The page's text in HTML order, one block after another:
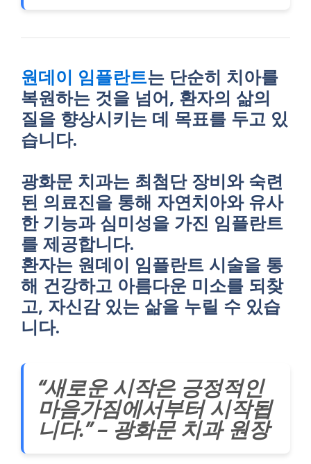
원데이 임플란트는 단순히 치아를
복원하는 것을 넘어, 환자의 삶의
질을 향상시키는 데 목표를 두고 있
습니다.
광화문 치과는 최첨단 장비와 숙련
된 의료진을 통해 자연치아와 유사
한 기능과 심미성을 가진 임플란트
를 제공합니다.
환자는 원데이 임플란트 시술을 통
해 건강하고 아름다운 미소를 되찾
고, 자신감 있는 삶을 누릴 수 있습
니다.
“새로운 시작은 긍정적인
마음가짐에서부터 시작됩
니다.” – 광화문 치과 원장